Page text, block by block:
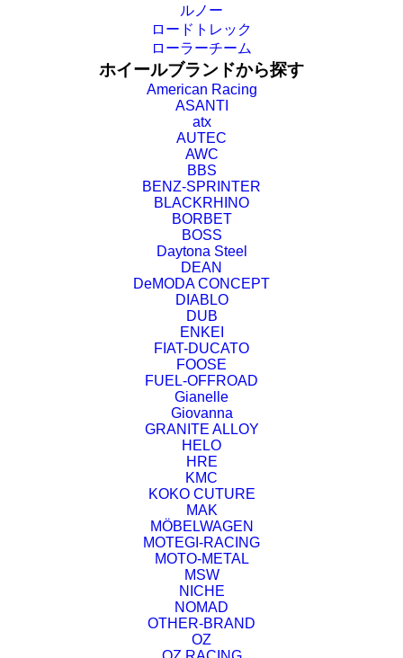
ルノー
ロードトレック
ローラーチーム
ホイールブランドから探す
American Racing
ASANTI
atx
AUTEC
AWC
BBS
BENZ-SPRINTER
BLACKRHINO
BORBET
BOSS
Daytona Steel
DEAN
DeMODA CONCEPT
DIABLO
DUB
ENKEI
FIAT-DUCATO
FOOSE
FUEL-OFFROAD
Gianelle
Giovanna
GRANITE ALLOY
HELO
HRE
KMC
KOKO CUTURE
MAK
MÖBELWAGEN
MOTEGI-RACING
MOTO-METAL
MSW
NICHE
NOMAD
OTHER-BRAND
OZ